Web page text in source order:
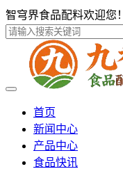
智穹界食品配料欢迎您！
首页
新闻中心
产品中心
食品快讯